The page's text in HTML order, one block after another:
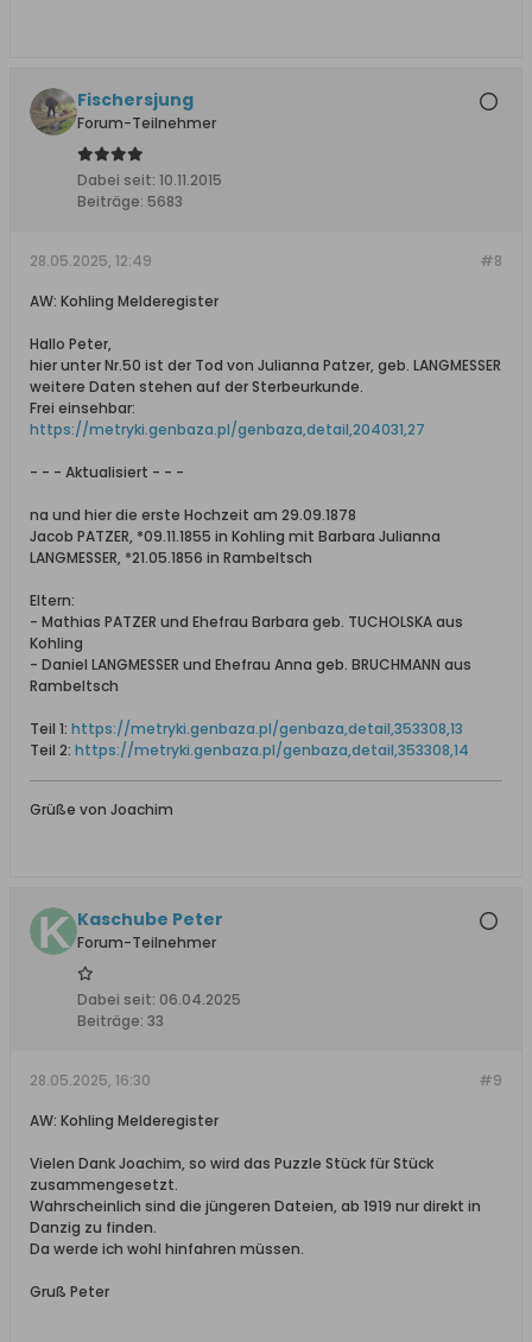
Fischersjung
Forum-Teilnehmer
Dabei seit: 10.11.2015
Beiträge: 5683
#8
28.05.2025, 12:49
AW: Kohling Melderegister
Hallo Peter,
hier unter Nr.50 ist der Tod von Julianna Patzer, geb. LANGMESSER
weitere Daten stehen auf der Sterbeurkunde.
Frei einsehbar:
https://metryki.genbaza.pl/genbaza,detail,204031,27
- - - Aktualisiert - - -
na und hier die erste Hochzeit am 29.09.1878
Jacob PATZER, *09.11.1855 in Kohling mit Barbara Julianna
LANGMESSER, *21.05.1856 in Rambeltsch
Eltern:
- Mathias PATZER und Ehefrau Barbara geb. TUCHOLSKA aus
Kohling
- Daniel LANGMESSER und Ehefrau Anna geb. BRUCHMANN aus
Rambeltsch
Teil 1: https://metryki.genbaza.pl/genbaza,detail,353308,13
Teil 2: https://metryki.genbaza.pl/genbaza,detail,353308,14
Grüße von Joachim
Kaschube Peter
Forum-Teilnehmer
Dabei seit: 06.04.2025
Beiträge: 33
#9
28.05.2025, 16:30
AW: Kohling Melderegister
Vielen Dank Joachim, so wird das Puzzle Stück für Stück
zusammengesetzt.
Wahrscheinlich sind die jüngeren Dateien, ab 1919 nur direkt in
Danzig zu finden.
Da werde ich wohl hinfahren müssen.
Gruß Peter